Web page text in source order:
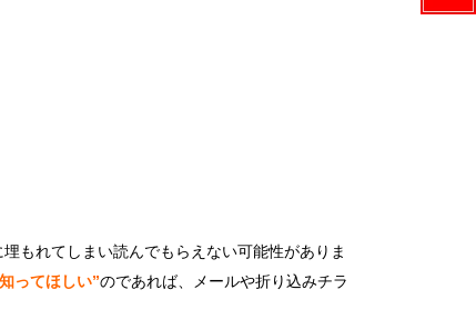
もれてしまい読んでもらえない可能性がありま
ってほしい”のであれば、メールや折り込みチラ